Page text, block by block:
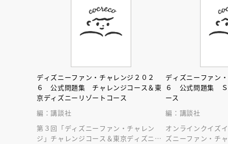
ディズニーファン・チャレンジ２０２
６ 公式問題集 チャレンジコース＆東
京ディズニーリゾートコース
編：講談社
第３回「ディズニーファン・チャレン
ジ」チャレンジコース＆東京ディズニー
ディズニーファン
６ 公式問題集
ース
編：講談社
オンラインクイズ
ズニーファン・チ